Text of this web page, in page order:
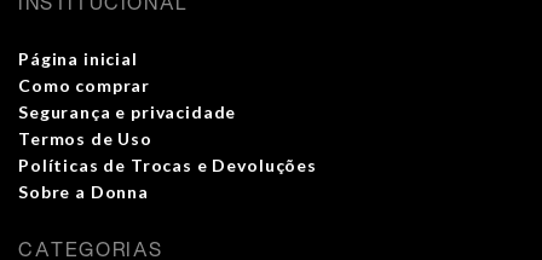
Página inicial
Como comprar
Segurança e privacidade
Termos de Uso
Políticas de Trocas e Devoluções
Sobre a Donna
CATEGORIAS